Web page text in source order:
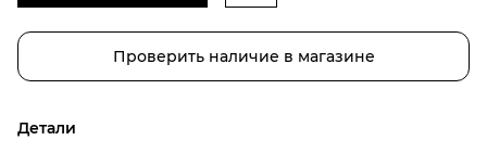
Проверить наличие в магазине
Детали